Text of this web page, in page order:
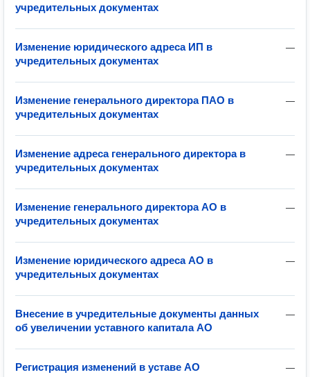
учредительных документах
—
Изменение юридического адреса ИП в
учредительных документах
—
Изменение генерального директора ПАО в
учредительных документах
—
Изменение адреса генерального директора в
учредительных документах
—
Изменение генерального директора АО в
учредительных документах
—
Изменение юридического адреса АО в
учредительных документах
—
Внесение в учредительные документы данных
об увеличении уставного капитала АО
—
Регистрация изменений в уставе АО